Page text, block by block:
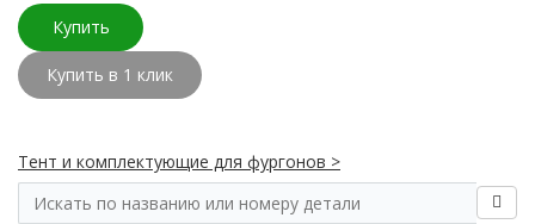
Купить
Купить в 1 клик
Тент и комплектующие для фургонов >